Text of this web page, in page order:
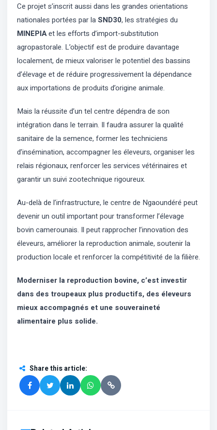
Ce projet s’inscrit aussi dans les grandes orientations
nationales portées par laSND30, les stratégies du
MINEPIAet les efforts d’import-substitution
agropastorale. L’objectif est de produire davantage
localement, de mieux valoriser le potentiel des bassins
d’élevage et de réduire progressivement la dépendance
aux importations de produits d’origine animale.
Mais la réussite d’un tel centre dépendra de son
intégration dans le terrain. Il faudra assurer la qualité
sanitaire de la semence, former les techniciens
d’insémination, accompagner les éleveurs, organiser les
relais régionaux, renforcer les services vétérinaires et
garantir un suivi zootechnique rigoureux.
Au-delà de l’infrastructure, le centre de Ngaoundéré peut
devenir un outil important pour transformer l’élevage
bovin camerounais. Il peut rapprocher l’innovation des
éleveurs, améliorer la reproduction animale, soutenir la
production locale et renforcer la compétitivité de la filière.
Moderniser la reproduction bovine, c’est investir
dans des troupeaux plus productifs, des éleveurs
mieux accompagnés et une souveraineté
alimentaire plus solide.
Share this article: